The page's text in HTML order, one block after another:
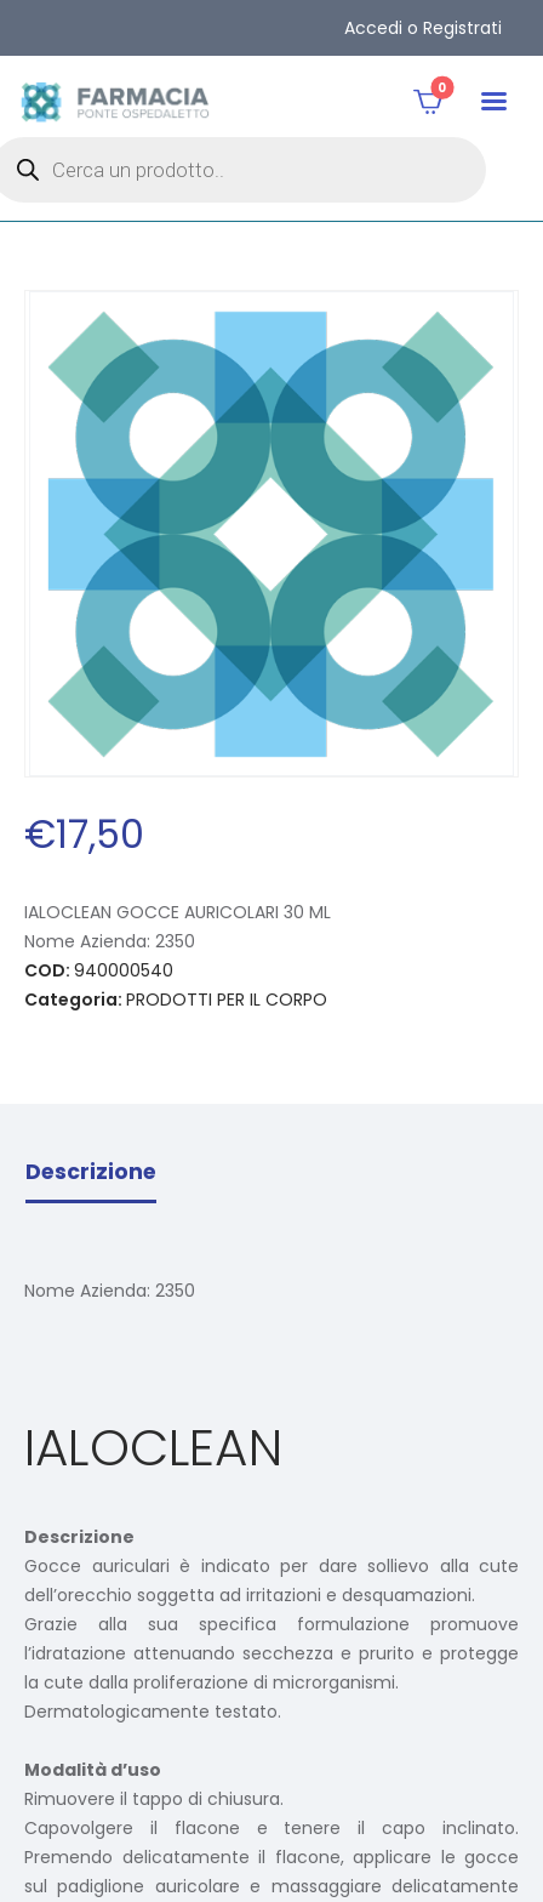
Accedi o Registrati
0
€17,50
IALOCLEAN GOCCE AURICOLARI 30 ML
Nome Azienda: 2350
COD: 940000540
Categoria: PRODOTTI PER IL CORPO
Descrizione
Nome Azienda: 2350
IALOCLEAN
Descrizione
Gocce auriculari è indicato per dare sollievo alla cute
dell’orecchio soggetta ad irritazioni e desquamazioni.
Grazie alla sua specifica formulazione promuove
l’idratazione attenuando secchezza e prurito e protegge
la cute dalla proliferazione di microrganismi.
Dermatologicamente testato.
Modalità d’uso
Rimuovere il tappo di chiusura.
Capovolgere il flacone e tenere il capo inclinato.
Premendo delicatamente il flacone, applicare le gocce
sul padiglione auricolare e massaggiare delicatamente